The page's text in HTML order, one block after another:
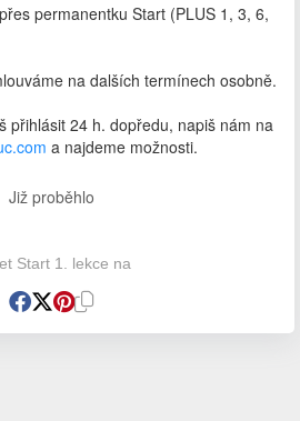
permanentku Start (PLUS 1, 3, 6,
na dalších termínech osobně.
přihlásit 24 h. dopředu, napiš nám na
a najdeme možnosti.
Již proběhlo
Start 1. lekce na